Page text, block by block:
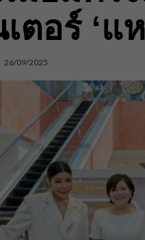
ตอร์ ‘
26/09/2025